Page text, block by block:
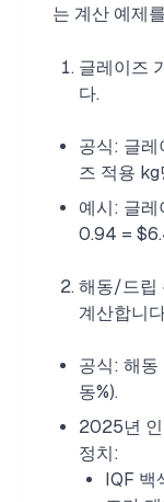
는 계산 예제
글레이즈
다.
공식: 글레
즈 적용 kg
예시: 글
0.94 =
해동/드립
계산합니
공식: 해동
동%).
2025년
정치:
IQF 백